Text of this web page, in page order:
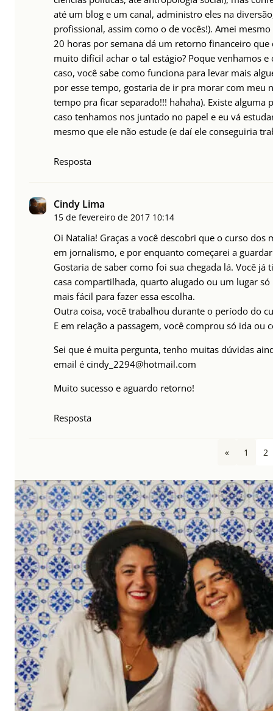
até um blog e um canal, administro eles na
profissional, assim como o de vocês!). Amei
20 horas por semana dá um retorno financeiro que
muito difícil achar o tal estágio? Poque venhamos
caso, você sabe como funciona para levar mais
por esse tempo, gostaria de ir pra morar com meu
tempo pra ficar separado!!! hahaha). Existe alguma
caso tenhamos nos juntado no papel e eu vá
mesmo que ele não estude (e daí ele conseguiria
Resposta
Cindy Lima
15 de fevereiro de 2017 10:14
Oi Natalia! Graças a você descobri que o curso
em jornalismo, e por enquanto começarei a
Gostaria de saber como foi sua chegada lá. Você
casa compartilhada, quarto alugado ou um lugar
mais fácil para fazer essa escolha.
Outra coisa, você trabalhou durante o período do
E em relação a passagem, você comprou só ida ou
Sei que é muita pergunta, tenho muitas dúvidas
email é cindy_2294@hotmail.com
Muito sucesso e aguardo retorno!
Resposta
« 1 2